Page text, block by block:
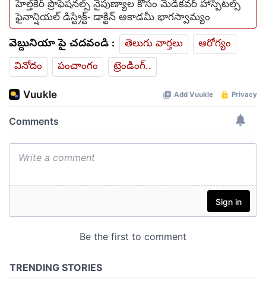
హెల్త్‌కేర్ ప్రొఫెషనల్స్ నైపుణ్యాల కోసం మెడికవర్ హాస్పిటల్స్
ఫైనాన్షియల్ డిస్ట్రిక్ట్- డాక్టిన్ అకాడమీ భాగస్వామ్యం
వెబ్దునియా పై చదవండి : తెలుగు వార్తలు
ఆరోగ్యం
వినోదం
పంచాంగం ట్రెండింగ్..